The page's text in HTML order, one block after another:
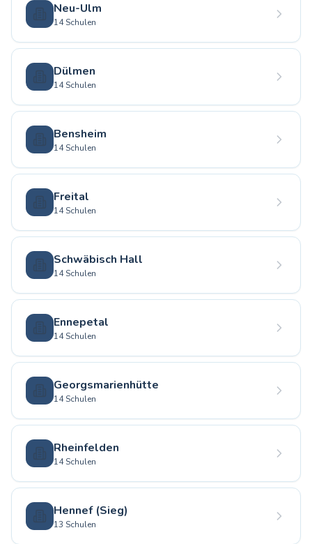
Neu-Ulm
14 Schulen
Dülmen
14 Schulen
Bensheim
14 Schulen
Freital
14 Schulen
Schwäbisch Hall
14 Schulen
Ennepetal
14 Schulen
Georgsmarienhütte
14 Schulen
Rheinfelden
14 Schulen
Hennef (Sieg)
13 Schulen